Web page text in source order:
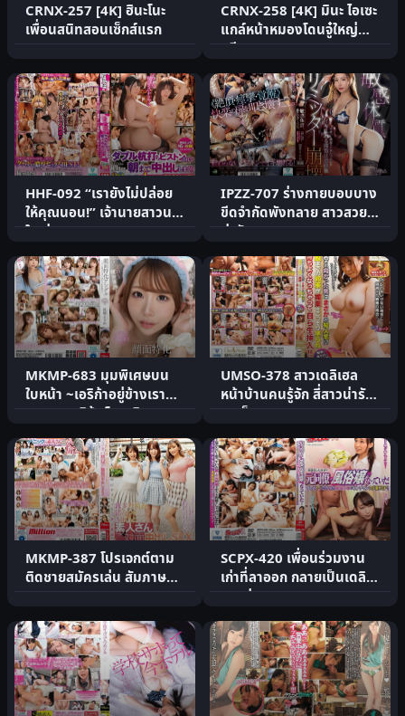
CRNX-257 [4K] ฮินะโนะ
เพื่อนสนิทสอนเซ็กส์แรก
CRNX-258 [4K] มินะ ไอเซะ
แกล์หน้าหมองโดนจู๋ใหญ่
ครีม
HHF-092 “เรายังไม่ปล่อย
ให้คุณนอน!” เจ้านายสาวนม
ใหญ่เมา.
IPZZ-707 ร่างกายบอบบาง
ขีดจำกัดพังทลาย สาวสวย
น่ารัก
MKMP-683 มุมพิเศษบน
ใบหน้า ~เอริก้าอยู่ข้างเรา
เสมอ~ เอริก้า โอซากิ
UMSO-378 สาวเดลิเฮล
หน้าบ้านคนรู้จัก สี่สาวน่ารัก
มาเย็ด
MKMP-387 โปรเจกต์ตาม
ติดชายสมัครเล่น สัมภาษณ์
ถนนเจอ Naisho
SCPX-420 เพื่อนร่วมงาน
เก่าที่ลาออก กลายเป็นเดลิเห
รุสุดร่าน!